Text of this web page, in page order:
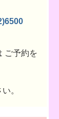
ご予約を
い。